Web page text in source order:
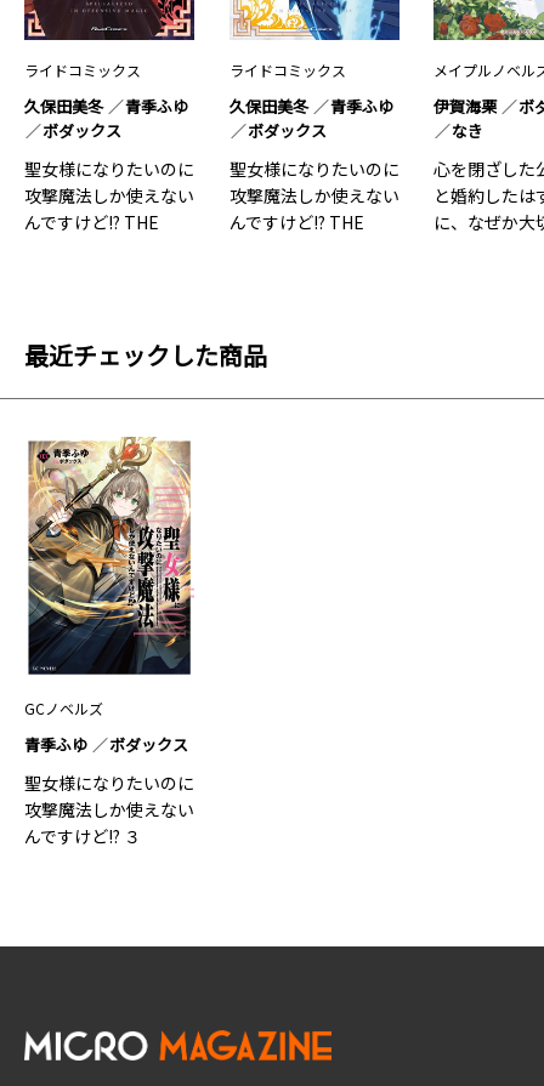
ライドコミックス
久保田美冬
青季ふゆ
ボダックス
聖女様になりたいのに
攻撃魔法しか使えない
んですけど!? THE
ライドコミックス
久保田美冬
青季ふゆ
ボダックス
聖女様になりたいのに
攻撃魔法しか使えない
んですけど!? THE
メイプルノベル
伊賀海栗
ボ
なき
心を閉ざした
と婚約したは
に、なぜか大
最近チェックした商品
GCノベルズ
青季ふゆ ボダックス
聖女様になりたいのに
攻撃魔法しか使えない
んですけど!? ３